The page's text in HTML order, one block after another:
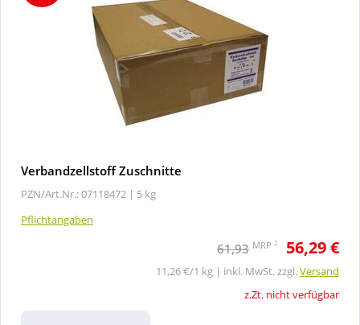
Verbandzellstoff Zuschnitte
PZN/Art.Nr.: 07118472 | 5 kg
Pflichtangaben
61,93 MRP 2 56,29 €
11,26 €/1 kg | inkl. MwSt. zzgl.Versand
z.Zt. nicht verfügbar